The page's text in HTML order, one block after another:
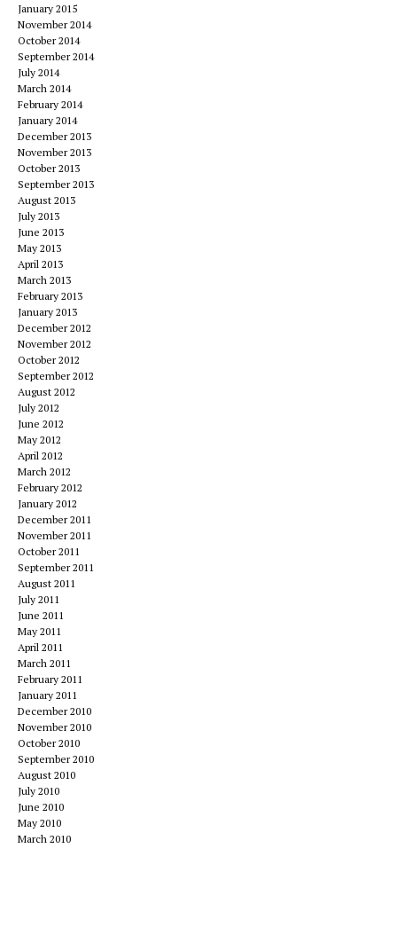
January 2015
November 2014
October 2014
September 2014
July 2014
March 2014
February 2014
January 2014
December 2013
November 2013
October 2013
September 2013
August 2013
July 2013
June 2013
May 2013
April 2013
March 2013
February 2013
January 2013
December 2012
November 2012
October 2012
September 2012
August 2012
July 2012
June 2012
May 2012
April 2012
March 2012
February 2012
January 2012
December 2011
November 2011
October 2011
September 2011
August 2011
July 2011
June 2011
May 2011
April 2011
March 2011
February 2011
January 2011
December 2010
November 2010
October 2010
September 2010
August 2010
July 2010
June 2010
May 2010
March 2010